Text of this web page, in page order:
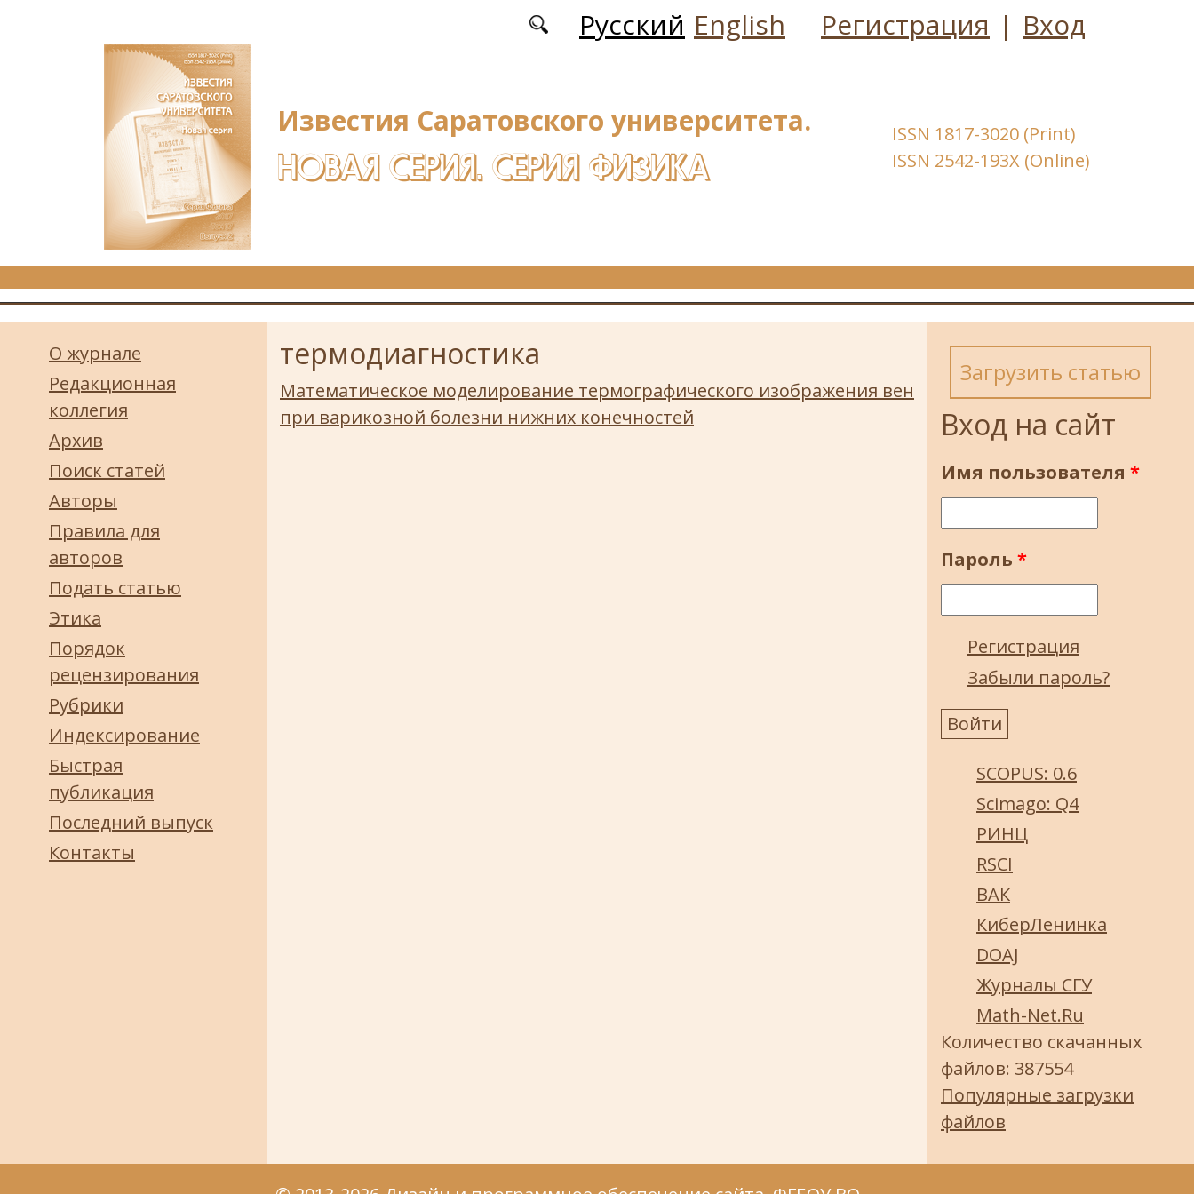
Русский English Регистрация | Вход
Известия Саратовского университета.
НОВАЯ СЕРИЯ. СЕРИЯ ФИЗИКА
ISSN 1817-3020 (Print)
ISSN 2542-193X (Online)
О журнале
Редакционная
коллегия
Архив
Поиск статей
Авторы
Правила для
авторов
Подать статью
Этика
Порядок
рецензирования
Рубрики
Индексирование
Быстрая
публикация
Последний выпуск
Контакты
термодиагностика
Математическое моделирование термографического изображения вен
при варикозной болезни нижних конечностей
Загрузить статью
Вход на сайт
Имя пользователя *
Пароль *
Регистрация
Забыли пароль?
SCOPUS: 0.6
Scimago: Q4
РИНЦ
RSCI
ВАК
КиберЛенинка
DOAJ
Журналы СГУ
Math-Net.Ru
Количество скачанных
файлов: 387554
Популярные загрузки
файлов